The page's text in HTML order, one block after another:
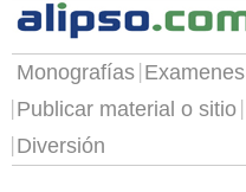
Monografías Examenes
Publicar material o sitio
Diversión